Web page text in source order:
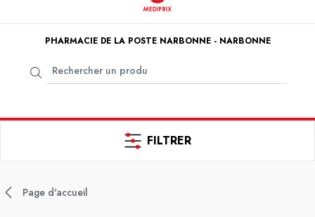
PHARMACIE DE LA POSTE NARBONNE - NARBONNE
FILTRER
Page d'accueil